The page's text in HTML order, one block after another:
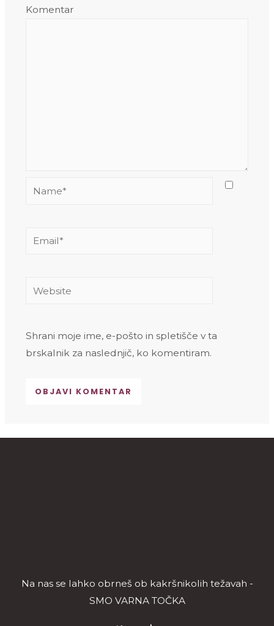
Komentar
Name*
Email*
Website
Shrani moje ime, e-pošto in spletišče v ta
brskalnik za naslednjič, ko komentiram.
Na nas se lahko obrneš ob kakršnikolih težavah -
SMO VARNA TOČKA